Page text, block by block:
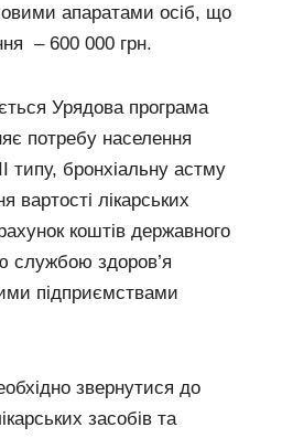
апаратами осіб, що
– 600 000 грн.
Урядова програма
потребу населення
типу, бронхіальну астму
вартості лікарських
коштів державного
службою здоров’я
підприємствами
звернутися до
засобів та